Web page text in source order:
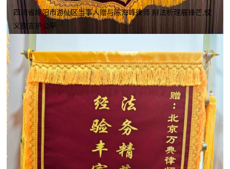
四川省绵阳市游仙区当事人赠与陈海峰律师 辩法析理展锋芒,仗
义执言护公平